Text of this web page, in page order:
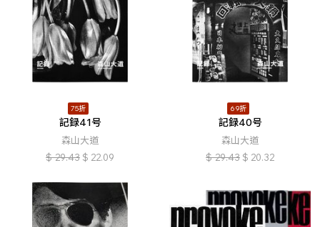
75折
記録41号
森山大道
$ 29.43 $ 22.09
69折
記録40号
森山大道
$ 29.43 $ 20.32